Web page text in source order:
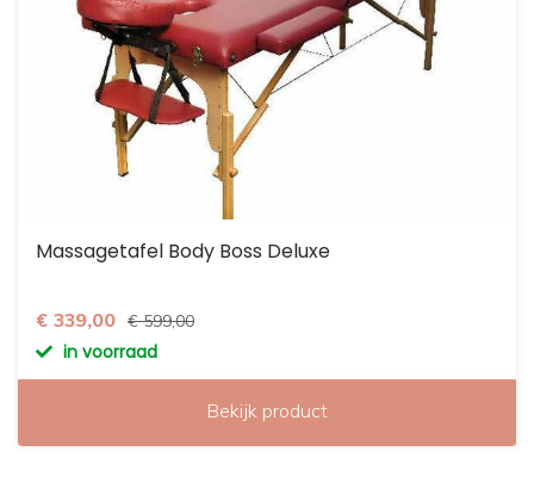
Massagetafel Body Boss Deluxe
€ 339,00 € 599,00
in voorraad
Bekijk product